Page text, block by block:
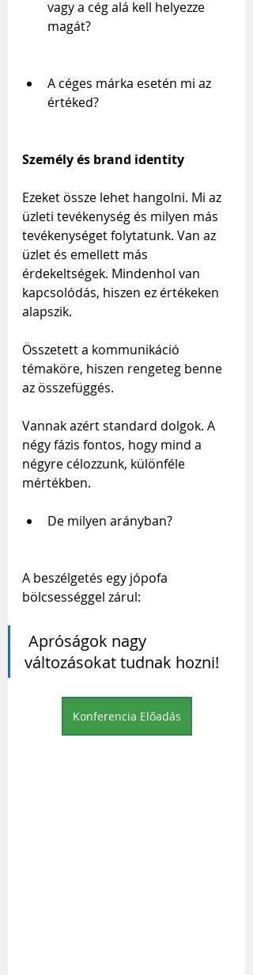
vagy a cég alá kell helyezze
magát?
A céges márka esetén mi az
értéked?
Személy és brand identity
Ezeket össze lehet hangolni. Mi az
üzleti tevékenység és milyen más
tevékenységet folytatunk. Van az
üzlet és emellett más
érdekeltségek. Mindenhol van
kapcsolódás, hiszen ez értékeken
alapszik.
Összetett a kommunikáció
témaköre, hiszen rengeteg benne
az összefüggés.
Vannak azért standard dolgok. A
négy fázis fontos, hogy mind a
négyre célozzunk, különféle
mértékben.
De milyen arányban?
A beszélgetés egy jópofa
bölcsességgel zárul:
Apróságok nagy
változásokat tudnak hozni!
Konferencia Előadás